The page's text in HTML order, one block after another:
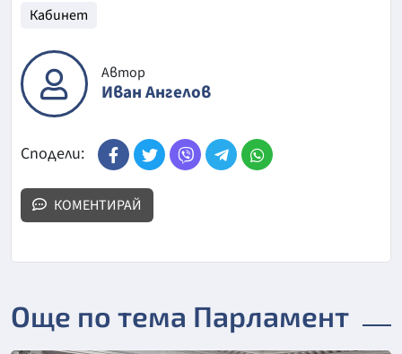
Кабинет
Автор
Иван Ангелов
Сподели:
КОМЕНТИРАЙ
Още по тема Парламент